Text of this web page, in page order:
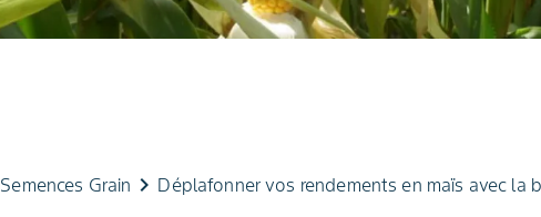
Semences Grain keyboard_arrow_right Déplafonner vos rendements en maïs avec la